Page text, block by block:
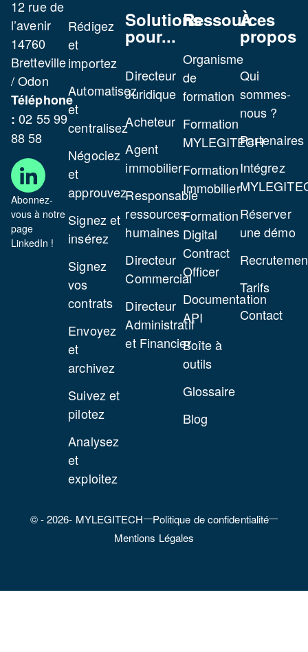
12 rue de
l’avenir
14760
Bretteville
/ Odon
Téléphone
: 02 55 99
88 58
Abonnez-
vous à notre
page
LinkedIn !
Rédigez
et
importez
Automatisez
et
centralisez
Négociez
et
approuvez
Signez et
insérez
Signez
vos
contrats
Envoyez
et
archivez
Suivez et
pilotez
Analysez
et
exploitez
Solutions
pour...
Directeur
Juridique
Acheteur
Agent
immobilier
Responsable
ressources
humaines
Directeur
Commercial
Directeur
Administratif
et Financier
Ressources
Organisme
de
formation
Formation
MYLEGITECH
Formation
Immobilier
Formation
Digital
Contract
Officer
Documentation
API
Boîte à
outils
Glossaire
Blog
À
propos
Qui
sommes-
nous ?
Partenaires
Intégrez
Réserver
une démo
Tarifs
Contact
© - 2026- MYLEGITECH
Politique de confidentialité
Mentions Légales